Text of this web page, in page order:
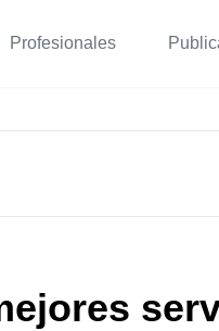
Profesionales